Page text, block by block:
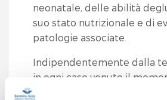
neonatale, delle abilità
suo stato nutrizionale e di
patologie associate.
Indipendentemente dalla
in ogni caso venuto il
regalargli il
: